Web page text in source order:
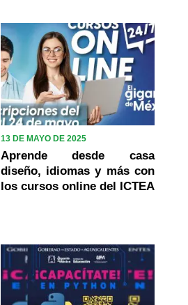
13 DE MAYO DE 2025
Aprende desde casa
diseño, idiomas y más con
los cursos online del ICTEA